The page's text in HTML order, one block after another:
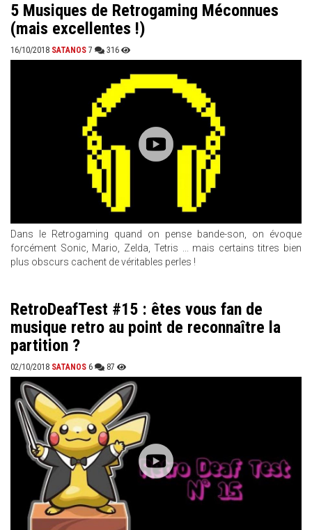
5 Musiques de Retrogaming Méconnues
(mais excellentes !)
16/10/2018 SATANOS 7 316
Dans le Retrogaming quand on pense bande-son, on évoque
forcément Sonic, Mario, Zelda, Tetris ... mais certains titres bien
plus obscurs cachent de véritables perles !
RetroDeafTest #15 : êtes vous fan de
musique retro au point de reconnaître la
partition ?
02/10/2018 SATANOS 6 87